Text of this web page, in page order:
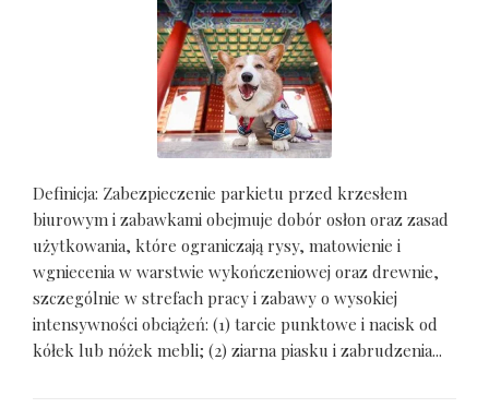
Definicja: Zabezpieczenie parkietu przed krzesłem
biurowym i zabawkami obejmuje dobór osłon oraz zasad
użytkowania, które ograniczają rysy, matowienie i
wgniecenia w warstwie wykończeniowej oraz drewnie,
szczególnie w strefach pracy i zabawy o wysokiej
intensywności obciążeń: (1) tarcie punktowe i nacisk od
kółek lub nóżek mebli; (2) ziarna piasku i zabrudzenia...